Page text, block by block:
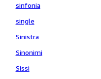
sinfonia
single
Sinistra
Sinonimi
Sissi